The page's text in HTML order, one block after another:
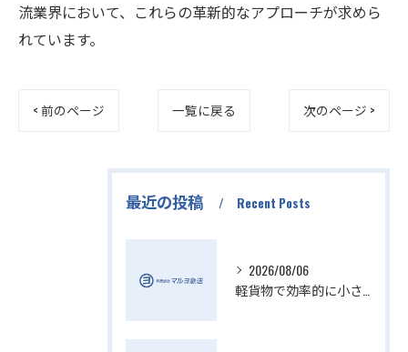
流業界において、これらの革新的なアプローチが求めら
れています。
< 前のページ 一覧に戻る 次のページ >
最近の投稿 Recent Posts
2026/08/06